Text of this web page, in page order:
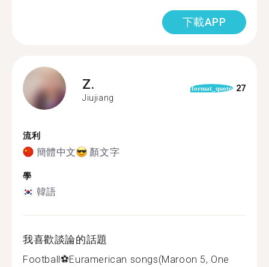
下載APP
Z.
Jiujiang
format_quote 27
流利
簡體中文 顏文字
學
韓語
我喜歡談論的話題
Football⚽️Euramerican songs(Maroon 5, One